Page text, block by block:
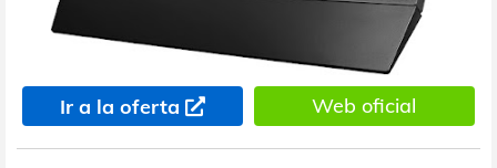
Ir a la oferta Web oficial